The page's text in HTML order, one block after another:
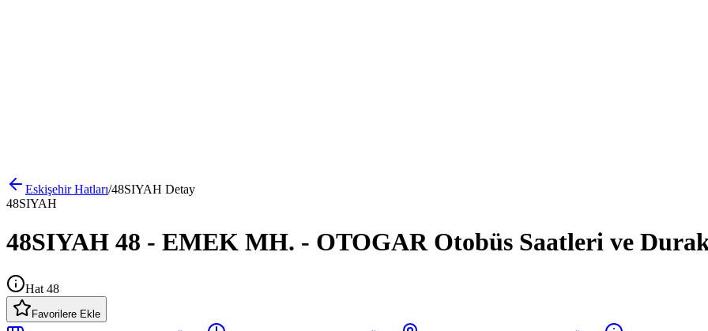
EskişehirHatları/48SIYAH Detay
48SIYAH
48SIYAH 48 - EMEK MH. - OTOGAR Otobüs Saatleri ve
Hat 48
Favorilere Ekle